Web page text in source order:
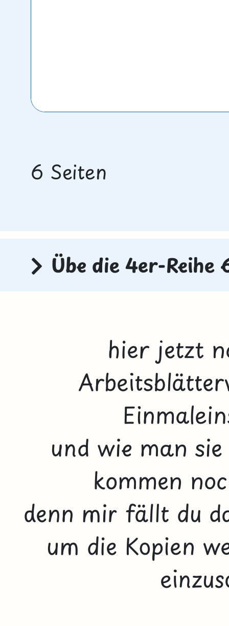
6 Seiten
Übe die 4er-
hier jetzt
und wie man
kommen
denn mir fällt du
um die Kopien